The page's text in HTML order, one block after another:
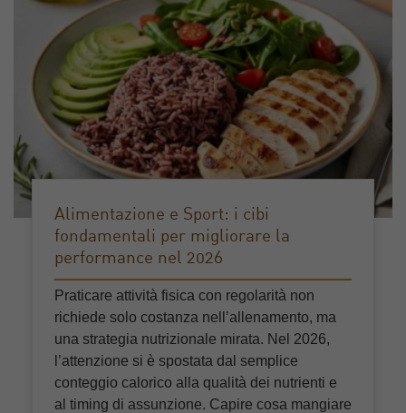
Alimentazione e Sport: i cibi
fondamentali per migliorare la
performance nel 2026
Praticare attività fisica con regolarità non
richiede solo costanza nell’allenamento, ma
una strategia nutrizionale mirata. Nel 2026,
l’attenzione si è spostata dal semplice
conteggio calorico alla qualità dei nutrienti e
al timing di assunzione. Capire cosa mangiare